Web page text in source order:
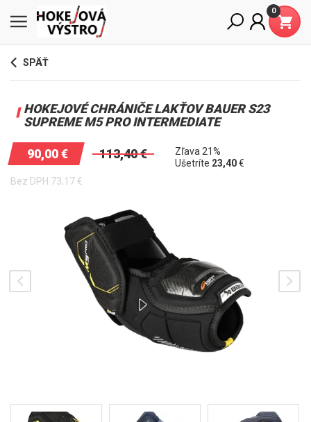
0
SPÄŤ
HOKEJOVÉ CHRÁNIČE LAKŤOV BAUER S23
SUPREME M5 PRO INTERMEDIATE
90,00€ 113,40€
Zľava 21%
Ušetríte 23,40€
Bez DPH 73,17 €